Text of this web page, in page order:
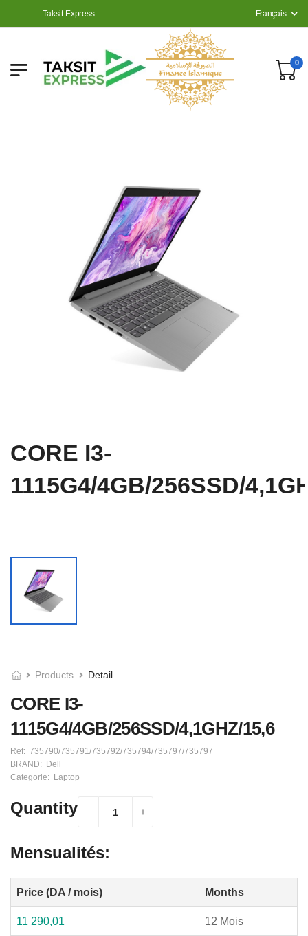
Taksit Express Français
0
CORE I3-
1115G4/4GB/256SSD/
Products Detail
CORE I3-
1115G4/4GB/256SSD/4,1GHZ/15,6
Ref: 735790/735791/735792/735794/735797/735797
BRAND: Dell
Categorie: Laptop
Quantity
Mensualités:
Price (DA / mois) Months
11 290,01 12 Mois